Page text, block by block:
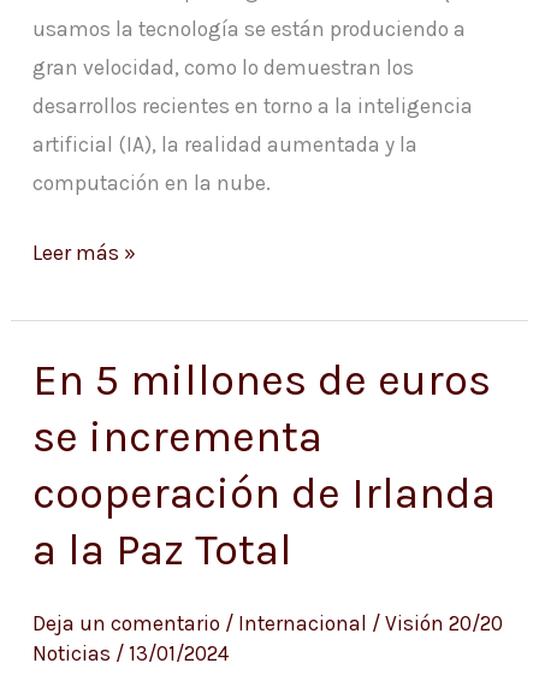
usamos la tecnología se están produciendo a
gran velocidad, como lo demuestran los
desarrollos recientes en torno a la inteligencia
artificial (IA), la realidad aumentada y la
computación en la nube.
Leer más »
En 5 millones de euros
se incrementa
cooperación de Irlanda
a la Paz Total
Deja un comentario / Internacional / Visión 20/20
Noticias / 13/01/2024
En
millones
de
se
cooperación